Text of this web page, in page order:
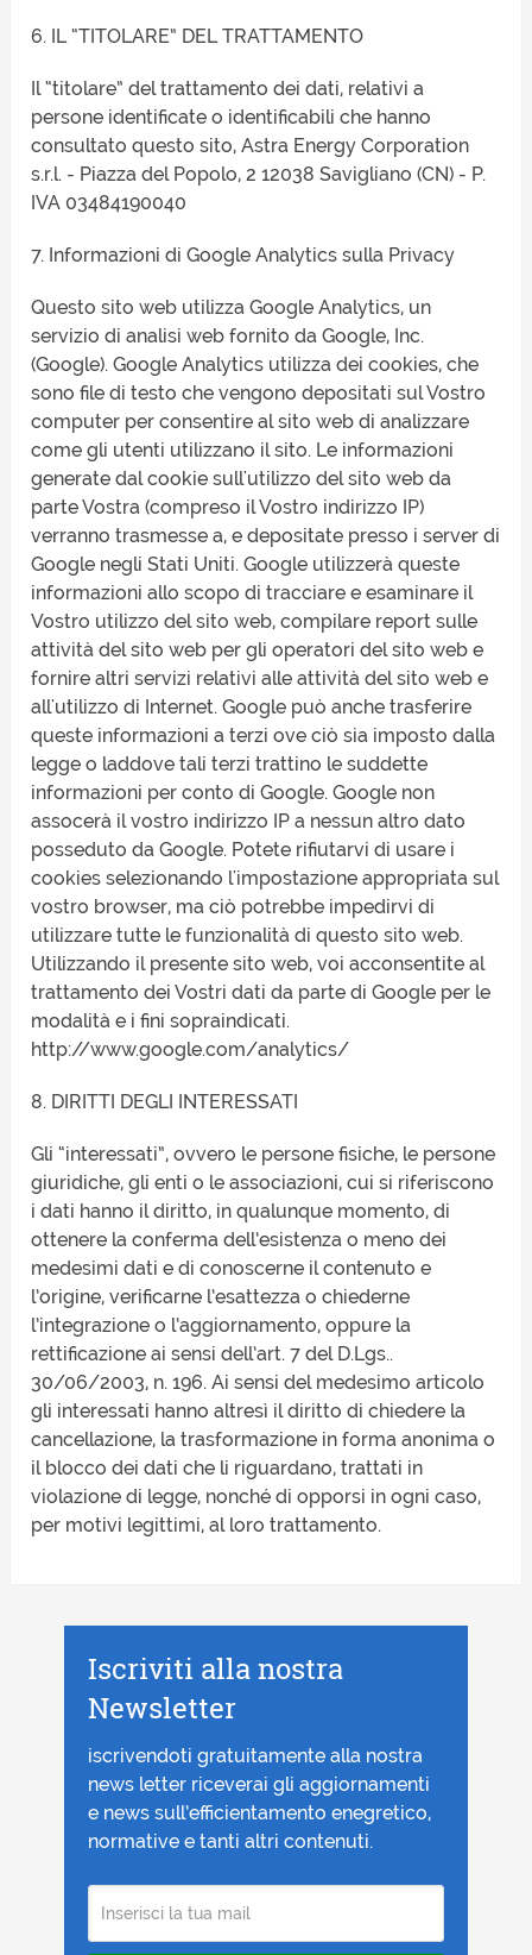
6. IL “TITOLARE” DEL TRATTAMENTO
Il “titolare” del trattamento dei dati, relativi a
persone identificate o identificabili che hanno
consultato questo sito, Astra Energy Corporation
s.r.l. - Piazza del Popolo, 2 12038 Savigliano (CN) - P.
IVA 03484190040
7. Informazioni di Google Analytics sulla Privacy
Questo sito web utilizza Google Analytics, un
servizio di analisi web fornito da Google, Inc.
(Google). Google Analytics utilizza dei cookies, che
sono file di testo che vengono depositati sul Vostro
computer per consentire al sito web di analizzare
come gli utenti utilizzano il sito. Le informazioni
generate dal cookie sull'utilizzo del sito web da
parte Vostra (compreso il Vostro indirizzo IP)
verranno trasmesse a, e depositate presso i server di
Google negli Stati Uniti. Google utilizzerà queste
informazioni allo scopo di tracciare e esaminare il
Vostro utilizzo del sito web, compilare report sulle
attività del sito web per gli operatori del sito web e
fornire altri servizi relativi alle attività del sito web e
all'utilizzo di Internet. Google può anche trasferire
queste informazioni a terzi ove ciò sia imposto dalla
legge o laddove tali terzi trattino le suddette
informazioni per conto di Google. Google non
assocerà il vostro indirizzo IP a nessun altro dato
posseduto da Google. Potete rifiutarvi di usare i
cookies selezionando l'impostazione appropriata sul
vostro browser, ma ciò potrebbe impedirvi di
utilizzare tutte le funzionalità di questo sito web.
Utilizzando il presente sito web, voi acconsentite al
trattamento dei Vostri dati da parte di Google per le
modalità e i fini sopraindicati.
http://www.google.com/analytics/
8. DIRITTI DEGLI INTERESSATI
Gli “interessati”, ovvero le persone fisiche, le persone
giuridiche, gli enti o le associazioni, cui si riferiscono
i dati hanno il diritto, in qualunque momento, di
ottenere la conferma dell’esistenza o meno dei
medesimi dati e di conoscerne il contenuto e
l’origine, verificarne l’esattezza o chiederne
l’integrazione o l’aggiornamento, oppure la
rettificazione ai sensi dell’art. 7 del D.Lgs..
30/06/2003, n. 196. Ai sensi del medesimo articolo
gli interessati hanno altresì il diritto di chiedere la
cancellazione, la trasformazione in forma anonima o
il blocco dei dati che li riguardano, trattati in
violazione di legge, nonché di opporsi in ogni caso,
per motivi legittimi, al loro trattamento.
Iscriviti alla nostra
Newsletter
iscrivendoti gratuitamente alla nostra
news letter riceverai gli aggiornamenti
e news sull’efficientamento enegretico,
normative e tanti altri contenuti.